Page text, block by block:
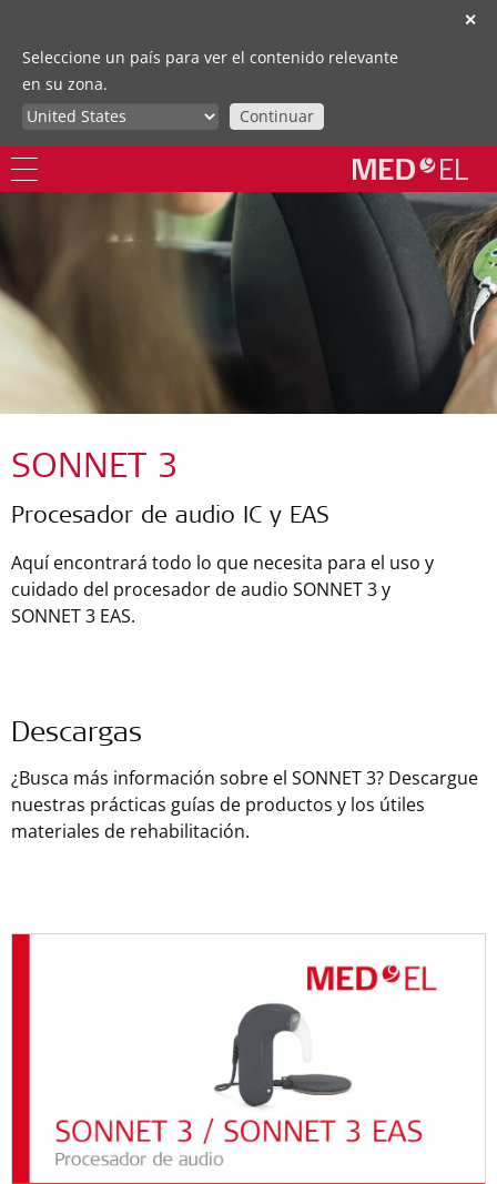
✕
Seleccione un país para ver el contenido relevante
en su zona.
Continuar
SONNET 3
Procesador de audio IC y EAS
Aquí encontrará todo lo que necesita para el uso y
cuidado del procesador de audio SONNET 3 y
SONNET 3 EAS.
Descargas
¿Busca más información sobre el SONNET 3? Descargue
nuestras prácticas guías de productos y los útiles
materiales de rehabilitación.